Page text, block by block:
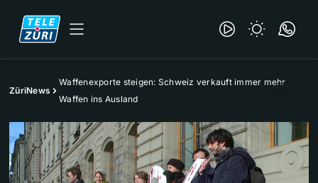
ZüriNews
Waffenexporte steigen: Schweiz verkauft immer mehr
Waffen ins Ausland